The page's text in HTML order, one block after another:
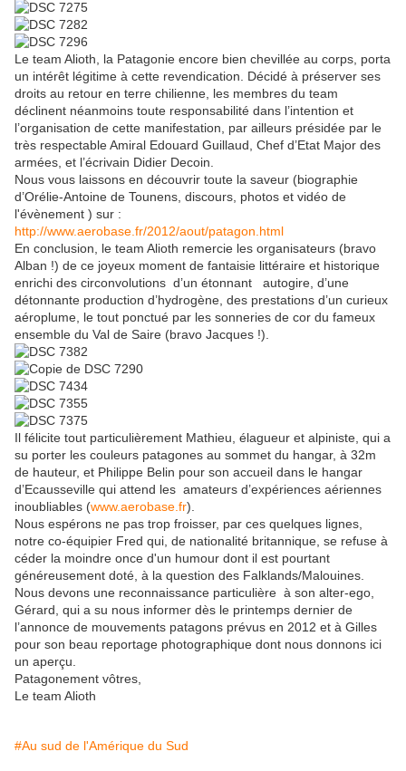
Le team Alioth, la Patagonie encore bien chevillée au corps, porta
un intérêt légitime à cette revendication. Décidé à préserver ses
droits au retour en terre chilienne, les membres du team
déclinent néanmoins toute responsabilité dans l’intention et
l’organisation de cette manifestation, par ailleurs présidée par le
très respectable Amiral Edouard Guillaud, Chef d’Etat Major des
armées, et l’écrivain Didier Decoin.
Nous vous laissons en découvrir toute la saveur (biographie
d’Orélie-Antoine de Tounens, discours, photos et vidéo de
l'évènement ) sur :
http://www.aerobase.fr/2012/aout/patagon.html
En conclusion, le team Alioth remercie les organisateurs (bravo
Alban !) de ce joyeux moment de fantaisie littéraire et historique
enrichi des circonvolutions d’un étonnant autogire, d’une
détonnante production d’hydrogène, des prestations d’un curieux
aéroplume, le tout ponctué par les sonneries de cor du fameux
ensemble du Val de Saire (bravo Jacques !).
Il félicite tout particulièrement Mathieu, élagueur et alpiniste, qui a
su porter les couleurs patagones au sommet du hangar, à 32m
de hauteur, et Philippe Belin pour son accueil dans le hangar
d’Ecausseville qui attend les amateurs d’expériences aériennes
inoubliables (www.aerobase.fr).
Nous espérons ne pas trop froisser, par ces quelques lignes,
notre co-équipier Fred qui, de nationalité britannique, se refuse à
céder la moindre once d'un humour dont il est pourtant
généreusement doté, à la question des Falklands/Malouines.
Nous devons une reconnaissance particulière à son alter-ego,
Gérard, qui a su nous informer dès le printemps dernier de
l’annonce de mouvements patagons prévus en 2012 et à Gilles
pour son beau reportage photographique dont nous donnons ici
un aperçu.
Patagonement vôtres,
Le team Alioth
#Au sud de l'Amérique du Sud